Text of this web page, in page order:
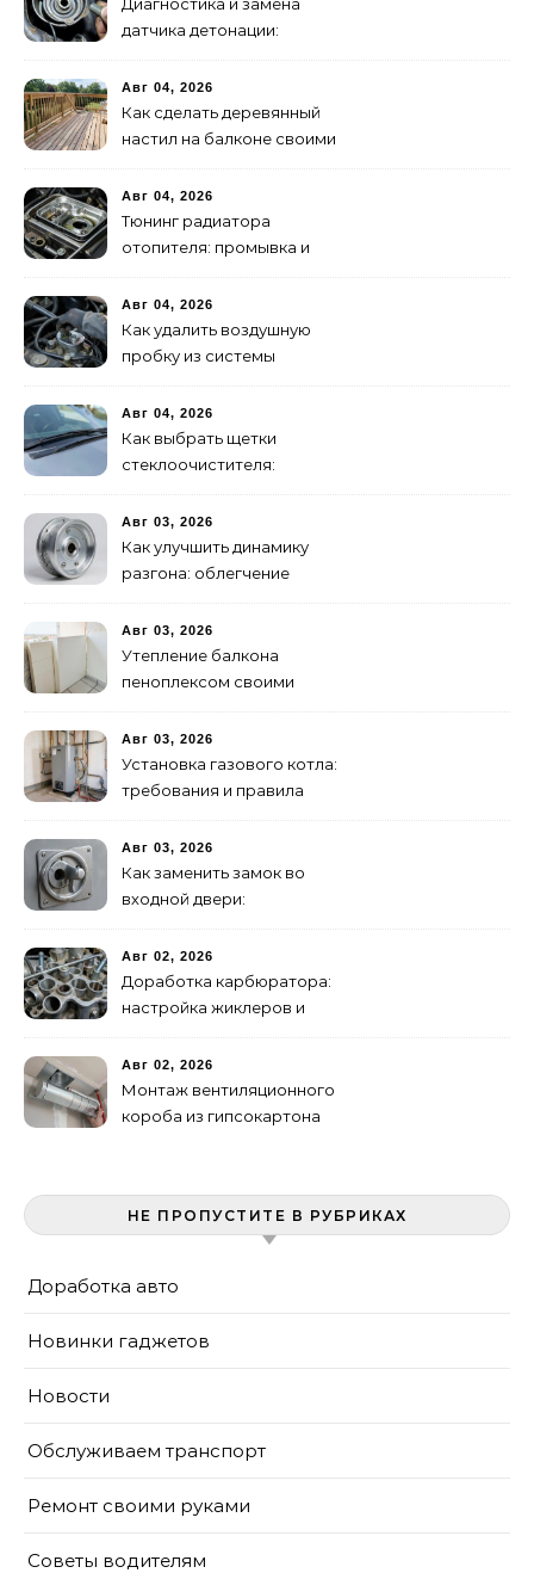
датчика детонации:
Авг 04, 2026
Как сделать деревянный
настил на балконе своими
инструкция
Авг 04, 2026
Тюнинг радиатора
отопителя: промывка и
Авг 04, 2026
Как удалить воздушную
пробку из системы
Авг 04, 2026
Как выбрать щетки
стеклоочистителя:
гибридные
Авг 03, 2026
Как улучшить динамику
разгона: облегчение
Авг 03, 2026
Утепление балкона
пеноплексом своими
инструкция
Авг 03, 2026
Установка газового котла:
требования и правила
Авг 03, 2026
Как заменить замок во
входной двери:
сувальдный
Авг 02, 2026
Доработка карбюратора:
настройка жиклеров и
Авг 02, 2026
Монтаж вентиляционного
короба из гипсокартона
НЕ ПРОПУСТИТЕ В РУБРИКАХ
Доработка авто
Новинки гаджетов
Новости
Обслуживаем транспорт
Ремонт своими руками
Советы водителям